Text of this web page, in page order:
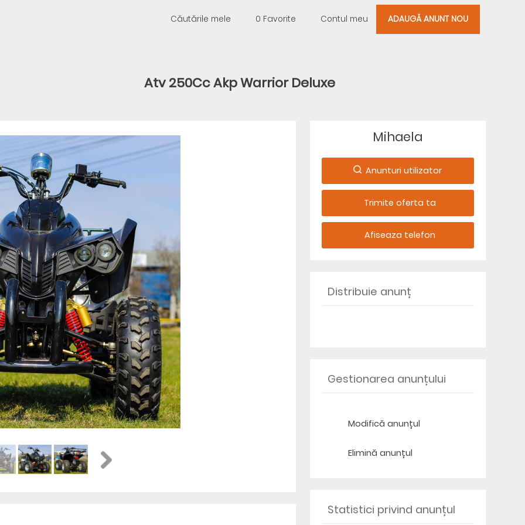
Căutările mele 0 Favorite Contul meu ADAUGĂ ANUNT NOU
Atv 250Cc Akp Warrior Deluxe
Mihaela
Anunturi utilizator
Trimite oferta ta
Afiseaza telefon
Distribuie anunț
Gestionarea anunțului
Modifică anunțul
Elimină anunțul
Statistici privind anunțul